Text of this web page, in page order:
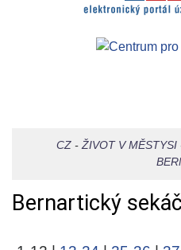
CZ-ŽIVOT V MĚSTYSI
Bernartický